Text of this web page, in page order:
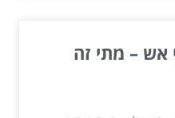
אש – מתי זה